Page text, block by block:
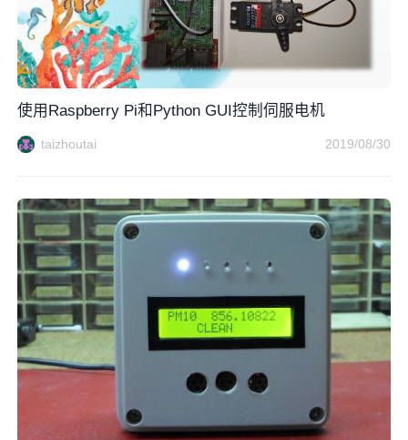
使用Raspberry Pi和Python GUI控制伺服电机
taizhoutai 2019/08/30